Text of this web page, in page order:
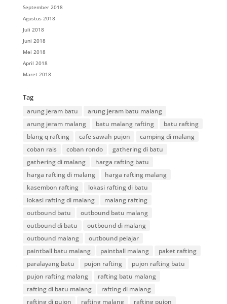
September 2018
Agustus 2018
Juli 2018
Juni 2018
Mei 2018
April 2018
Maret 2018
Tag
arung jeram batu
arung jeram batu malang
arung jeram malang
batu malang rafting
batu rafting
blang q rafting
cafe sawah pujon
camping di malang
coban rais
coban rondo
gathering di batu
gathering di malang
harga rafting batu
harga rafting di malang
harga rafting malang
kasembon rafting
lokasi rafting di batu
lokasi rafting di malang
malang rafting
outbound batu
outbound batu malang
outbound di batu
outbound di malang
outbound malang
outbound pelajar
paintball batu malang
paintball malang
paket rafting
paralayang batu
pujon rafting
pujon rafting batu
pujon rafting malang
rafting batu malang
rafting di batu malang
rafting di malang
rafting di pujon
rafting malang
rafting pujon